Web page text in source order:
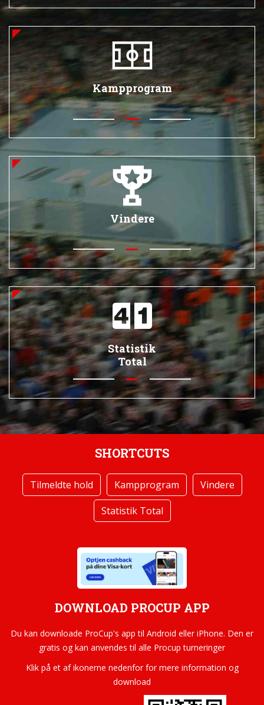
Kampprogram
Vindere
Statistik
Total
SHORTCUTS
Tilmeldte hold Kampprogram
Vindere
Statistik Total
DOWNLOAD PROCUP APP
Du kan downloade ProCup's app til Android eller iPhone. Den er
gratis og kan anvendes til alle Procup turneringer
Klik på et af ikonerne nedenfor for mere information og
download